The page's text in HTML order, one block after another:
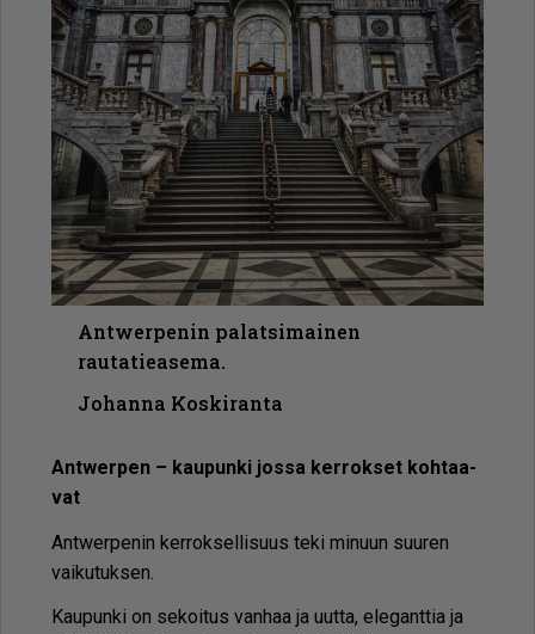
Antwerpenin palatsimainen
rautatieasema.
Johanna Koskiranta
Ant­wer­pen – kau­pun­ki jos­sa ker­rok­set koh­taa­
vat
Ant­wer­pe­nin ker­rok­sel­li­suus teki mi­nuun suu­ren
vai­ku­tuk­sen.
Kau­pun­ki on se­koi­tus van­haa ja uut­ta, ele­gant­tia ja